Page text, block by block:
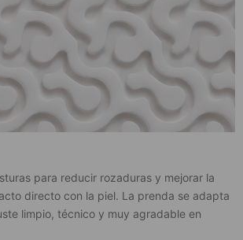
para reducir rozaduras y mejorar la
directo con la piel. La prenda se adapta
limpio, técnico y muy agradable en